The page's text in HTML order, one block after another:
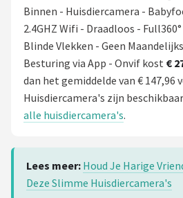
Binnen - Huisdiercamera -
2.4GHZ Wifi - Draadloos -
Blinde Vlekken - Geen
Besturing via App - Onvif kost €
dan het gemiddelde van € 147,96
Huisdiercamera's zijn
alle huisdiercamera's.
Lees meer: Houd Je Harige
Deze Slimme Huisdiercamera's